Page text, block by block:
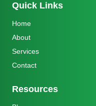
Quick Links
Home
About
Services
Contact
Resources